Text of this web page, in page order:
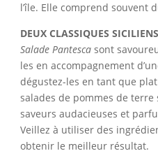
l’île. Elle comprend souvent
DEUX CLASSIQUES
Salade Pantescasont
les en accompagnement
dégustez-les en tant que
salades de pommes de
saveurs audacieuses et
Veillez à utiliser des
obtenir le meilleur résultat.